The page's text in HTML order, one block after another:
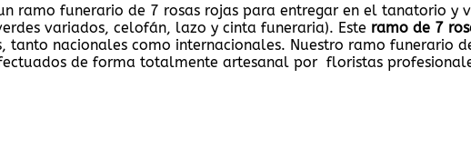
ramo funerario de 7 rosas rojas para entregar en el tanatorio
variados, celofán, lazo y cinta funeraria). Este ramo de 7
tanto nacionales como internacionales. Nuestro ramo funerario
de forma totalmente artesanal por floristas